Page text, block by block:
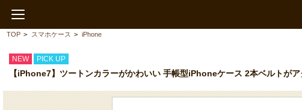
TOP > スマホケース > iPhone
NEW PICK UP
【iPhone7】ツートンカラーがかわいい 手帳型iPhoneケース 2本ベルトが